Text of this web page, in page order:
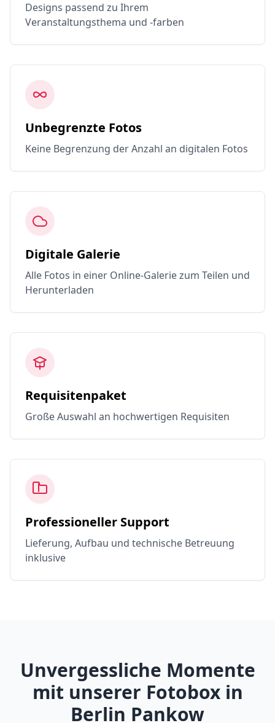
Designs passend zu Ihrem
Veranstaltungsthema und -farben
Unbegrenzte Fotos
Keine Begrenzung der Anzahl an digitalen Fotos
Digitale Galerie
Alle Fotos in einer Online-Galerie zum Teilen und
Herunterladen
Requisitenpaket
Große Auswahl an hochwertigen Requisiten
Professioneller Support
Lieferung, Aufbau und technische Betreuung
inklusive
Unvergessliche Momente
mit unserer Fotobox in
Berlin Pankow